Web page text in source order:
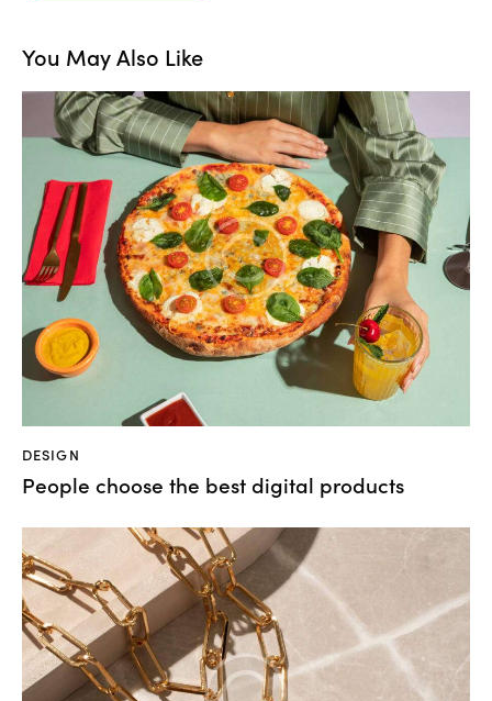
You May Also Like
DESIGN
People choose the best digital products